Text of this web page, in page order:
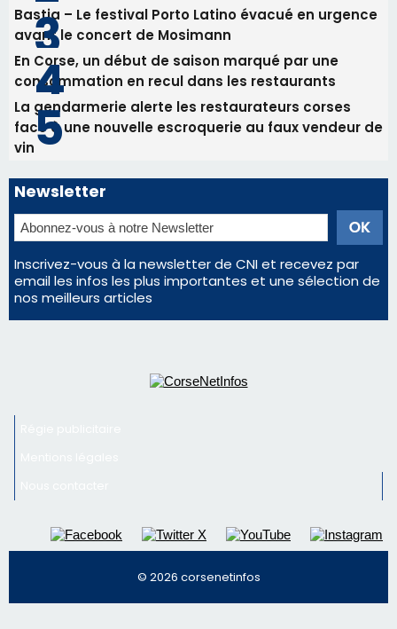
Bastia – Le festival Porto Latino évacué en urgence
avant le concert de Mosimann
En Corse, un début de saison marqué par une
consommation en recul dans les restaurants
La gendarmerie alerte les restaurateurs corses
face à une nouvelle escroquerie au faux vendeur de
vin
Newsletter
Inscrivez-vous à la newsletter de CNI et recevez par
email les infos les plus importantes et une sélection de
nos meilleurs articles
© 2026 corsenetinfos